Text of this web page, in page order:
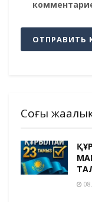
Соңғы